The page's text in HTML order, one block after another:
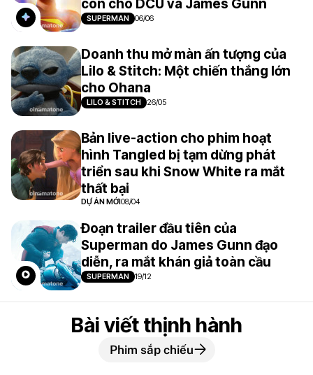
còn cho DCU và James Gunn
SUPERMAN 06/06
Doanh thu mở màn ấn tượng của
Lilo & Stitch: Một chiến thắng lớn
cho Ohana
LILO & STITCH 26/05
Bản live-action cho phim hoạt
hình Tangled bị tạm dừng phát
triển sau khi Snow White ra mắt
thất bại
DỰ ÁN MỚI08/04
Đoạn trailer đầu tiên của
Superman do James Gunn đạo
diễn, ra mắt khán giả toàn cầu
SUPERMAN 19/12
Bài viết thịnh hành
Phim sắp chiếu